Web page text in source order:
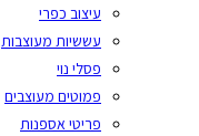
עיצוב כפרי
עששיות מעוצבות
פסלי נוי
פמוטים מעוצבים
פריטי אספנות